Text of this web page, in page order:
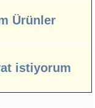
Ürünler
istiyorum